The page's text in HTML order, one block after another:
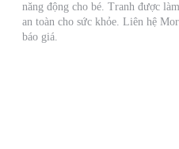
năng động cho bé. Tranh được
an toàn cho sức khỏe. Liên hệ
báo giá.